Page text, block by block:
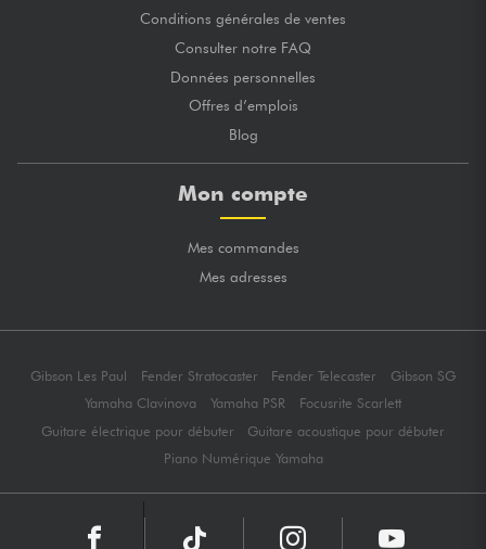
Conditions générales de ventes
Consulter notre FAQ
Données personnelles
Offres d’emplois
Blog
Mon compte
Mes commandes
Mes adresses
Gibson Les Paul Fender Stratocaster Fender Telecaster
Gibson SG
Yamaha Clavinova
Yamaha PSR
Focusrite Scarlett
Guitare électrique pour débuter
Guitare acoustique pour débuter
Piano Numérique Yamaha